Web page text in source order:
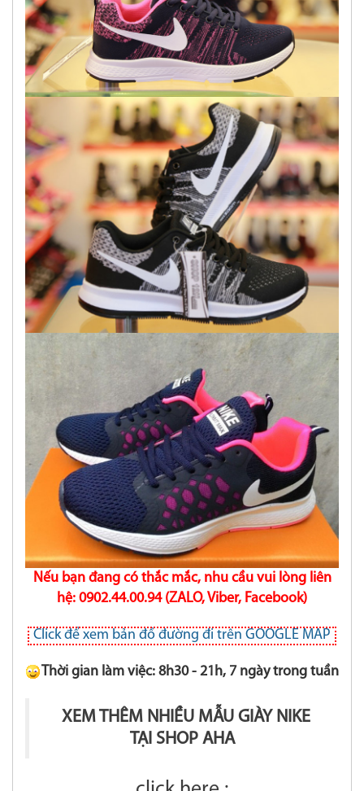
Nếu bạn đang có thắc mắc, nhu cầu vui lòng liên
hệ: 0902.44.00.94 (ZALO, Viber, Facebook)
Click để xem bản đồ đường đi trên GOOGLE MAP
Thời gian làm việc: 8h30 - 21h, 7 ngày trong tuần
XEM THÊM NHIỀU MẪU GIÀY NIKE
TẠI SHOP AHA